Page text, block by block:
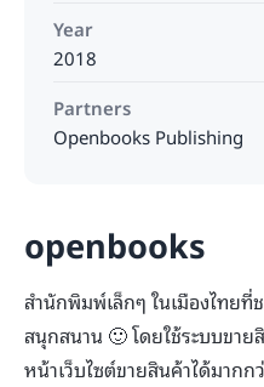
Year
2018
Partners
Openbooks Publishing
openbooks
สำนักพิมพ์เล็กๆ ในเมืองไทยที่
สนุกสนาน 🙂 โดยใช้ระบบขา
หน้าเว็บไซต์ขายสินค้าได้มากก